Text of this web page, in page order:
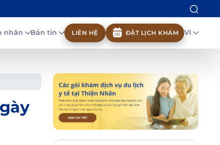
nhân Bản tin LIÊN HỆ ĐẶT LỊCH KHÁM VI